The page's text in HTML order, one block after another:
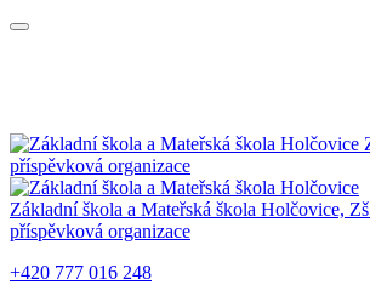
příspěvková organizace
Základní škola a Mateřská škola Holčovice,
příspěvková organizace
+420 777 016 248